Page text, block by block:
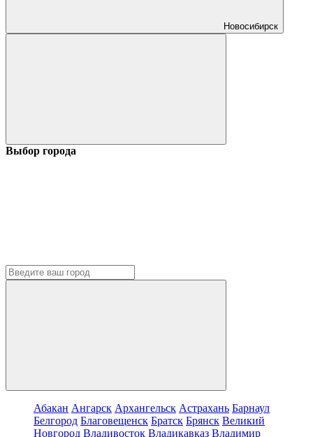
Новосибирск
Выбор города
Абакан Ангарск Архангельск Астрахань Барнаул
Белгород Благовещенск Братск Брянск Великий
Новгород Владивосток Владикавказ Владимир